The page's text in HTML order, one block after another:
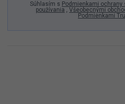
Súhlasím s Podmienkami ochrany
používania , Všeobecnými
Podmienkami